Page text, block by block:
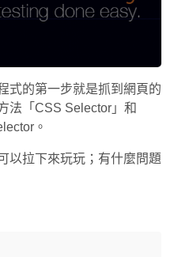
式的第一步就是抓到網頁的
法「CSS Selector」和
。
以拉下來玩玩；有什麼問題